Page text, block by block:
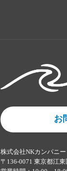
お
株式会社NKカンパニー
〒136-0071 東京都江